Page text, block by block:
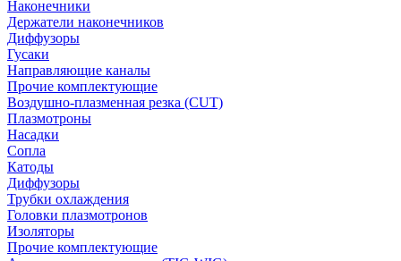
Наконечники
Держатели наконечников
Диффузоры
Гусаки
Направляющие каналы
Прочие комплектующие
Воздушно-плазменная резка (CUT)
Плазмотроны
Насадки
Сопла
Катоды
Диффузоры
Трубки охлаждения
Головки плазмотронов
Изоляторы
Прочие комплектующие